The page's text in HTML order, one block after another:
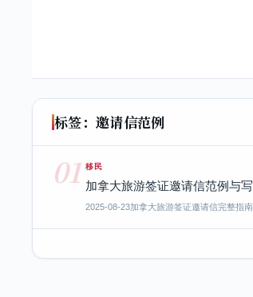
标签：邀请信范例
01 移民
加拿大旅游签证邀请信范例与
2025-08-23加拿大旅游签证邀请信完整指